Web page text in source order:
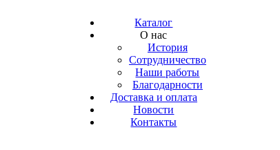
Каталог
О нас
История
Сотрудничество
Наши работы
Благодарности
Доставка и оплата
Новости
Контакты